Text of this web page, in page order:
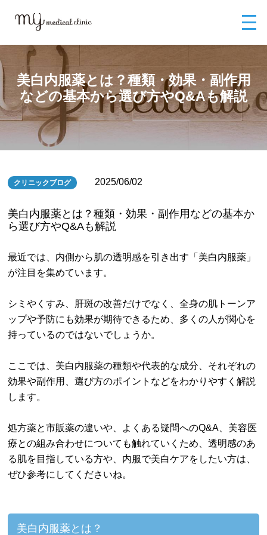
作用などの基本から選び方やQ&Aも解説
美白内服薬とは？種類・効果・副作用
などの基本から選び方やQ&Aも解説
クリニックブログ 2025/06/02
美白内服薬とは？種類・効果・副作用などの基本か
ら選び方やQ&Aも解説
最近では、内側から肌の透明感を引き出す「美白内服薬」
が注目を集めています。
シミやくすみ、肝斑の改善だけでなく、全身の肌トーンア
ップや予防にも効果が期待できるため、多くの人が関心を
持っているのではないでしょうか。
ここでは、美白内服薬の種類や代表的な成分、それぞれの
効果や副作用、選び方のポイントなどをわかりやすく解説
します。
処方薬と市販薬の違いや、よくある疑問へのQ&A、美容医
療との組み合わせについても触れていくため、透明感のあ
る肌を目指している方や、内服で美白ケアをしたい方は、
ぜひ参考にしてくださいね。
美白内服薬とは？